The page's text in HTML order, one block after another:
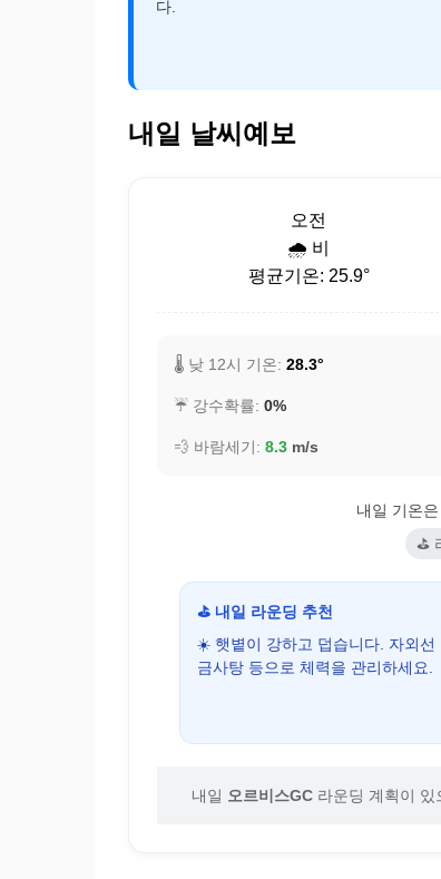
다.
내일 날씨예보
오전
🌧️ 비
평균기온: 25.9°
🌡️ 낮 12시 기온: 28.3°
☔ 강수확률: 0%
💨 바람세기: 8.3 m/s
내일 기온은
⛳
⛳ 내일 라운딩 추천
☀️ 햇볕이 강하고 덥습니다. 자외선
금사탕 등으로 체력을 관리하세요.
내일 오르비스GC라운딩 계획이 있